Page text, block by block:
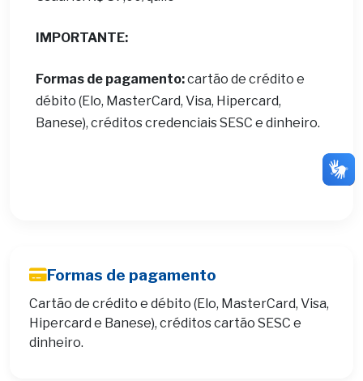
IMPORTANTE:
Formas de pagamento:cartão de crédito e
débito (Elo, MasterCard, Visa, Hipercard,
Banese), créditos credenciais SESC e dinheiro.
Formas de pagamento
Cartão de crédito e débito (Elo, MasterCard, Visa,
Hipercard e Banese), créditos cartão SESC e
dinheiro.